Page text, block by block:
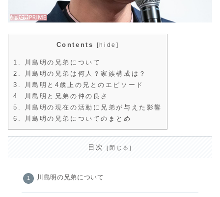
Contents [hide ]
1.
川島明の兄弟について
2.
川島明の兄弟は何人？家族構成は？
3.
川島明と4歳上の兄とのエピソード
4.
川島明と兄弟の仲の良さ
5.
川島明の現在の活動に兄弟が与えた影響
6.
川島明の兄弟についてのまとめ
目次
川島明の兄弟について